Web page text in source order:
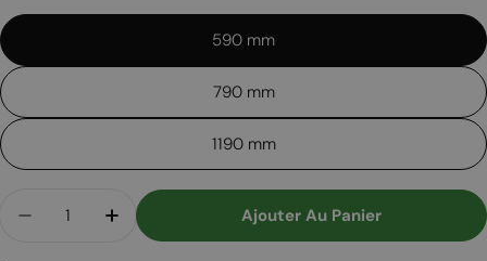
590 mm
790 mm
1190 mm
Diminuer La Quantité Pour Brûleur Automatique
Augmenter La Quantité Pour Brûleur
Ajouter Au Panier